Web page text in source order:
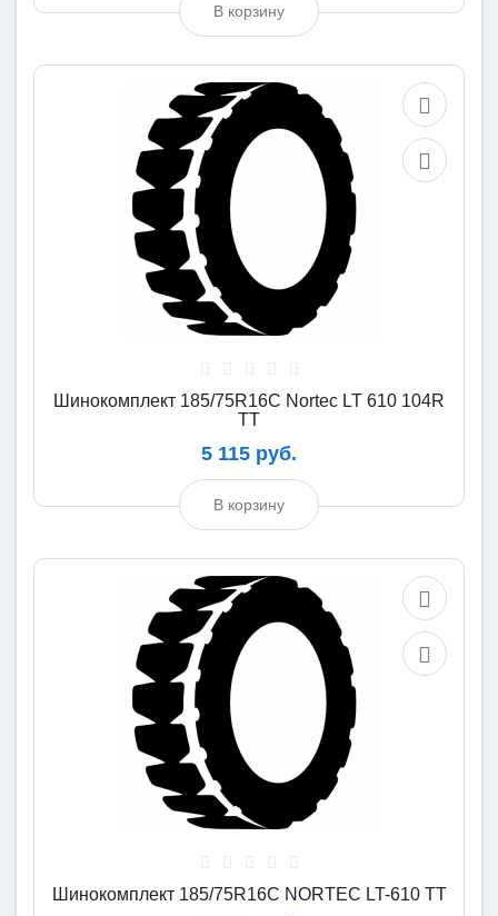
В корзину
Шинокомплект 185/75R16C Nortec LT 610 104R
TT
5 115 руб.
В корзину
Шинокомплект 185/75R16C NORTEC LT-610 TT